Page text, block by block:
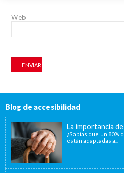
Web
Blog de accesibilidad
La importancia
¿Sabías que un 80%
están adaptadas a...